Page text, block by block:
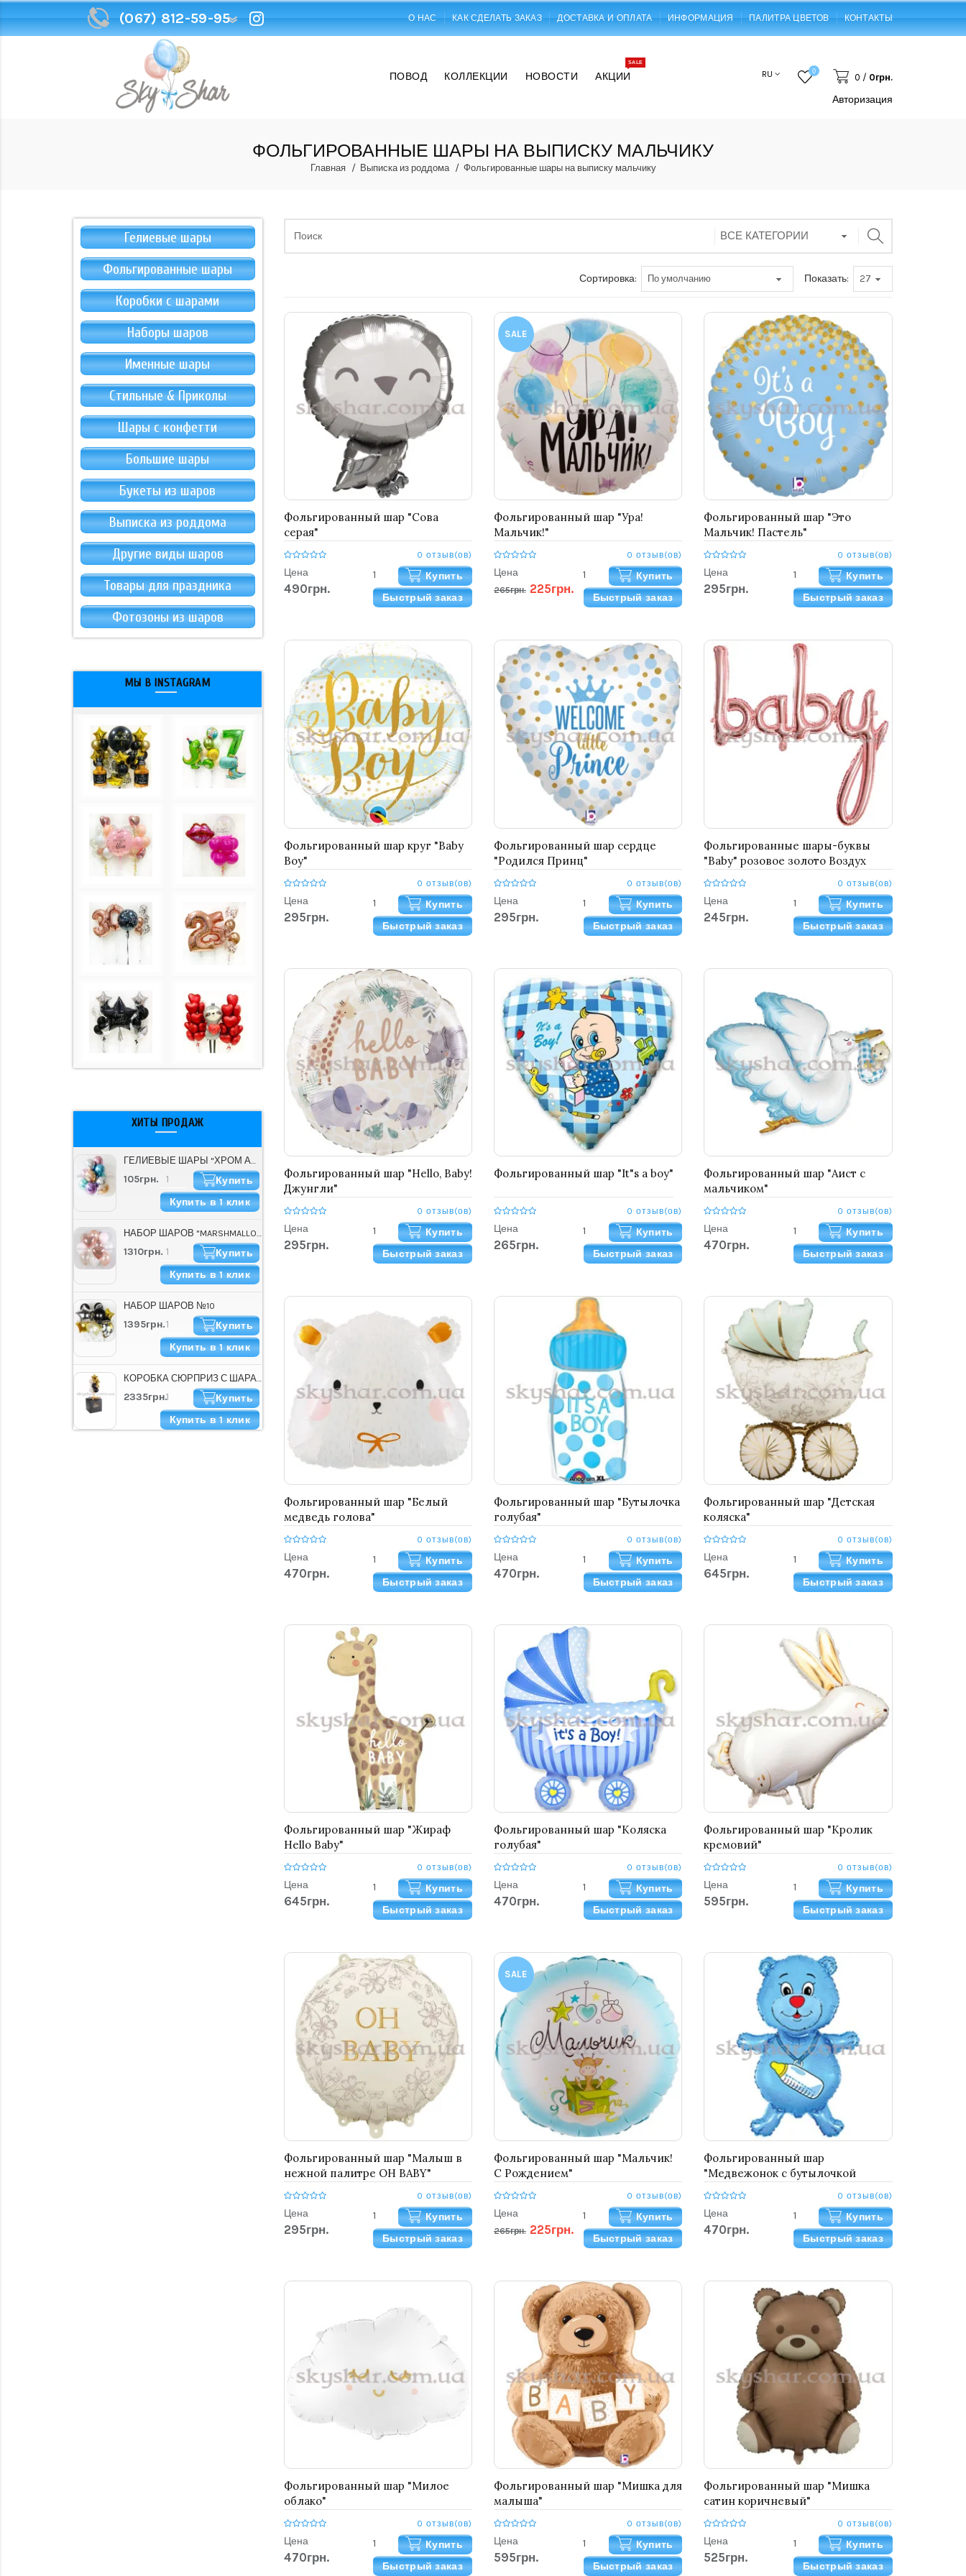
(067) 812-59-95
(067) 812-59-95
О НАС КАК СДЕЛАТЬ ЗАКАЗ ДОСТАВКА И ОПЛАТА ИНФОРМАЦИЯ ПАЛИТРА ЦВЕТОВ КОНТАКТЫ
ПОВОД КОЛЛЕКЦИИ НОВОСТИ АКЦИИ
SALE
RU 0
0 / 0грн.
Авторизация
ФОЛЬГИРОВАННЫЕ ШАРЫ НА ВЫПИСКУ МАЛЬЧИКУ
Главная Выписка из роддома Фольгированные шары на выписку мальчику
Гелиевые шары
Фольгированные шары
Коробки с шарами
Наборы шаров
Именные шары
Стильные & Приколы
Шары с конфетти
Большие шары
Букеты из шаров
Выписка из роддома
Другие виды шаров
Товары для праздника
Фотозоны из шаров
МЫ В INSTAGRAM
ХИТЫ ПРОДАЖ
ГЕЛИЕВЫЕ ШАРЫ "ХРОМ АССОРТИ" (30 СМ)
105грн.
Купить
Купить в 1 клик
НАБОР ШАРОВ "MARSHMALLOW"
1310грн.
Купить
Купить в 1 клик
НАБОР ШАРОВ №10
1395грн.
Купить
Купить в 1 клик
КОРОБКА СЮРПРИЗ С ШАРАМИ "HAPPY B-DAY СТИЛЬНАЯ"
2335грн.
Купить
Купить в 1 клик
Сортировка: Показать:
Фольгированный шар "Сова
серая"
0 отзыв(ов)
Цена
490грн.
Купить
Быстрый заказ
SALE
Фольгированный шар "Ура!
Мальчик!"
0 отзыв(ов)
Цена
265грн. 225грн.
Купить
Быстрый заказ
Фольгированный шар "Это
Мальчик! Пастель"
0 отзыв(ов)
Цена
295грн.
Купить
Быстрый заказ
Фольгированный шар круг "Baby
Boy"
0 отзыв(ов)
Цена
295грн.
Купить
Быстрый заказ
Фольгированный шар сердце
"Родился Принц"
0 отзыв(ов)
Цена
295грн.
Купить
Быстрый заказ
Фольгированные шары-буквы
"Baby" розовое золото Воздух
0 отзыв(ов)
Цена
245грн.
Купить
Быстрый заказ
Фольгированный шар "Hello, Baby!
Джунгли"
0 отзыв(ов)
Цена
295грн.
Купить
Быстрый заказ
Фольгированный шар "It"s a boy"
0 отзыв(ов)
Цена
265грн.
Купить
Быстрый заказ
Фольгированный шар "Аист с
мальчиком"
0 отзыв(ов)
Цена
470грн.
Купить
Быстрый заказ
Фольгированный шар "Белый
медведь голова"
0 отзыв(ов)
Цена
470грн.
Купить
Быстрый заказ
Фольгированный шар "Бутылочка
голубая"
0 отзыв(ов)
Цена
470грн.
Купить
Быстрый заказ
Фольгированный шар "Детская
коляска"
0 отзыв(ов)
Цена
645грн.
Купить
Быстрый заказ
Фольгированный шар "Жираф
Hello Baby"
0 отзыв(ов)
Цена
645грн.
Купить
Быстрый заказ
Фольгированный шар "Коляска
голубая"
0 отзыв(ов)
Цена
470грн.
Купить
Быстрый заказ
Фольгированный шар "Кролик
кремовий"
0 отзыв(ов)
Цена
595грн.
Купить
Быстрый заказ
Фольгированный шар "Малыш в
нежной палитре OH BABY"
0 отзыв(ов)
Цена
295грн.
Купить
Быстрый заказ
SALE
Фольгированный шар "Мальчик!
С Рождением"
0 отзыв(ов)
Цена
265грн. 225грн.
Купить
Быстрый заказ
Фольгированный шар
"Медвежонок с бутылочкой
голубой"
0 отзыв(ов)
Цена
470грн.
Купить
Быстрый заказ
Фольгированный шар "Милое
облако"
0 отзыв(ов)
Цена
470грн.
Купить
Быстрый заказ
Фольгированный шар "Мишка для
малыша"
0 отзыв(ов)
Цена
595грн.
Купить
Быстрый заказ
Фольгированный шар "Мишка
сатин коричневый"
0 отзыв(ов)
Цена
525грн.
Купить
Быстрый заказ